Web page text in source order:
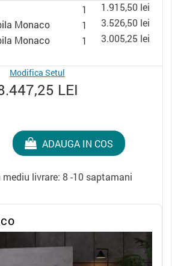
1
1.915,50 lei
Monaco
1
3.526,50 lei
Monaco
1 3.005,25 lei
Modifica Setul
LEI
ADAUGA IN COS
mediu livrare: 8 -10 saptamani